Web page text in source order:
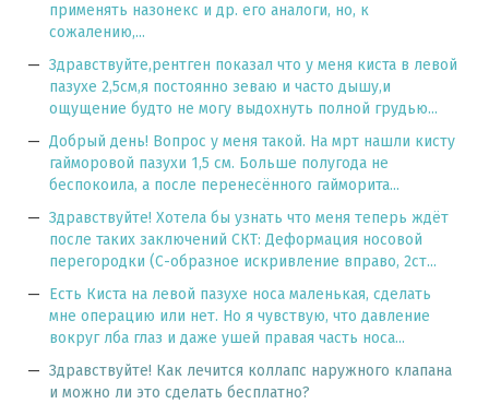
применять назонекс и др. его аналоги, но, к
сожалению,...
Здравствуйте,рентген показал что у меня киста в левой
пазухе 2,5см,я постоянно зеваю и часто дышу,и
ощущение будто не могу выдохнуть полной грудью...
Добрый день! Вопрос у меня такой. На мрт нашли кисту
гайморовой пазухи 1,5 см. Больше полугода не
беспокоила, а после перенесённого гайморита...
Здравствуйте! Хотела бы узнать что меня теперь ждёт
после таких заключений СКТ: Деформация носовой
перегородки (С-образное искривление вправо, 2ст...
Есть Киста на левой пазухе носа маленькая, сделать
мне операцию или нет. Но я чувствую, что давление
вокруг лба глаз и даже ушей правая часть носа...
Здравствуйте! Как лечится коллапс наружного клапана
и можно ли это сделать бесплатно?